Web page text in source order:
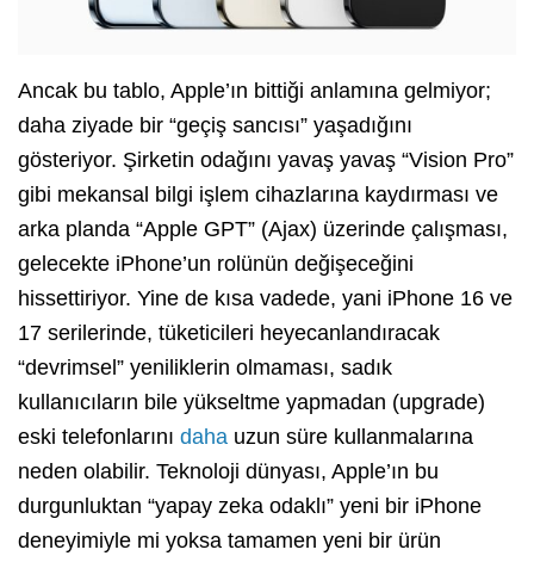
Ancak bu tablo, Apple’ın bittiği anlamına gelmiyor;
daha ziyade bir “geçiş sancısı” yaşadığını
gösteriyor. Şirketin odağını yavaş yavaş “Vision Pro”
gibi mekansal bilgi işlem cihazlarına kaydırması ve
arka planda “Apple GPT” (Ajax) üzerinde çalışması,
gelecekte iPhone’un rolünün değişeceğini
hissettiriyor. Yine de kısa vadede, yani iPhone 16 ve
17 serilerinde, tüketicileri heyecanlandıracak
“devrimsel” yeniliklerin olmaması, sadık
kullanıcıların bile yükseltme yapmadan (upgrade)
eski telefonlarını daha uzun süre kullanmalarına
neden olabilir. Teknoloji dünyası, Apple’ın bu
durgunluktan “yapay zeka odaklı” yeni bir iPhone
deneyimiyle mi yoksa tamamen yeni bir ürün